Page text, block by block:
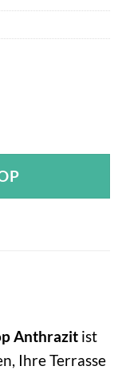
Anthrazit ist
Ihre Terrasse